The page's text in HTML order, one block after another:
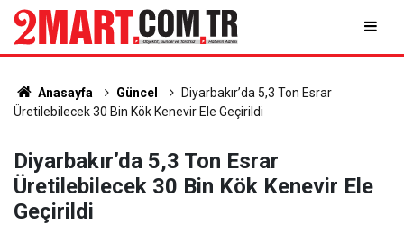
Anasayfa Güncel
Diyarbakır’da 5,3 Ton Esrar
Üretilebilecek 30 Bin Kök Kenevir Ele Geçirildi
Diyarbakır’da 5,3 Ton Esrar
Üretilebilecek 30 Bin Kök Kenevir Ele
Geçirildi